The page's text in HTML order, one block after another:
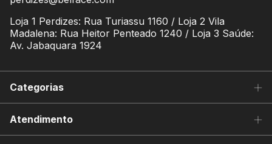
Loja 1 Perdizes: Rua Turiassu 1160 / Loja 2 Vila
Madalena: Rua Heitor Penteado 1240 / Loja 3 Saúde:
Av. Jabaquara 1924
Categorias
Atendimento